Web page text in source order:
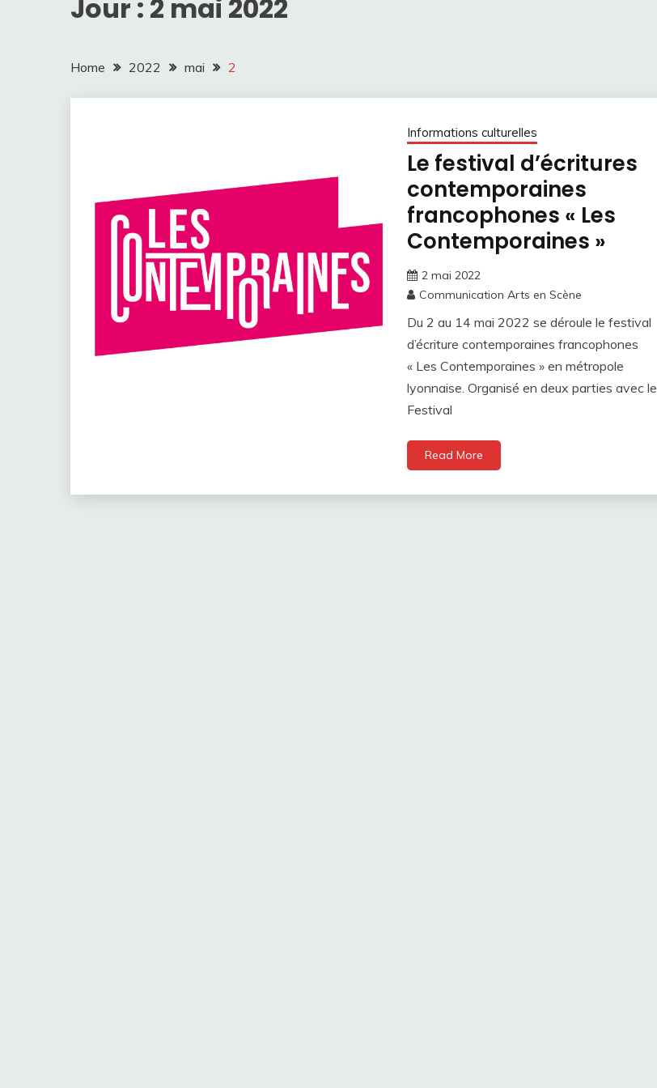
Jour : 2 mai 2022
Home 2022 mai 2
Informations culturelles
Le festival d’écritures
contemporaines
francophones « Les
Contemporaines »
2 mai 2022
Communication Arts en Scène
Du 2 au 14 mai 2022 se déroule le festival
d’écriture contemporaines francophones
« Les Contemporaines » en métropole
lyonnaise. Organisé en deux parties avec le
Festival
Read More